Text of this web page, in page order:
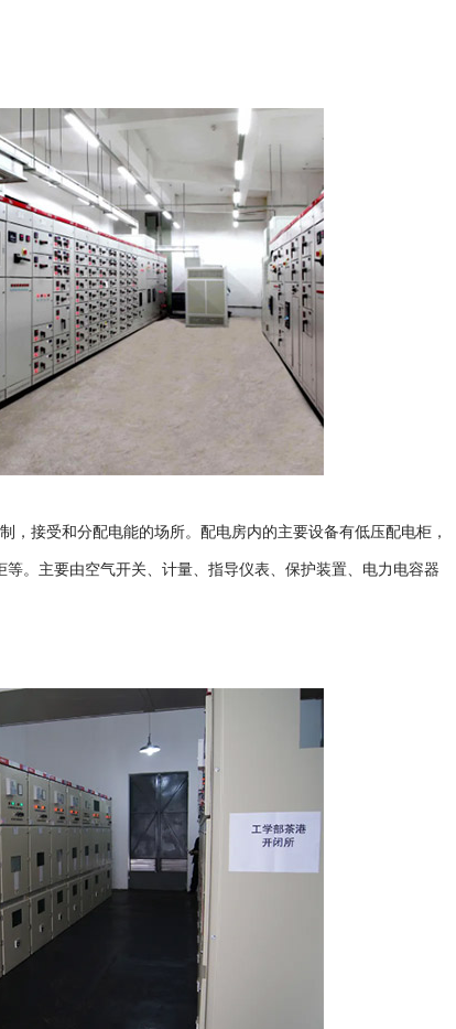
，接受和分配电能的场所。配电房内的主要设备有低压配电柜，
。主要由空气开关、计量、指导仪表、保护装置、电力电容器